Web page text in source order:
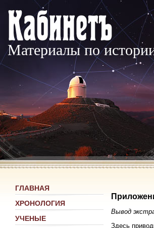
Материалы по
ГЛАВНАЯ
ХРОНОЛОГИЯ
УЧЕНЫЕ
Вывод
Здесь